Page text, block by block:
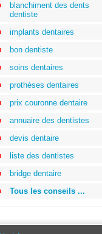
blanchiment des dents
dentiste
implants dentaires
bon dentiste
soins dentaires
prothèses dentaires
prix couronne dentaire
annuaire des dentistes
devis dentaire
liste des dentistes
bridge dentaire
Tous les conseils ...